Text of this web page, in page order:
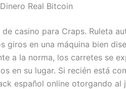
Real Bitcoin
de casino para Craps. Ruleta
giros en una máquina bien
a la norma, los carretes se
en su lugar. Si recién está
español online otorgando